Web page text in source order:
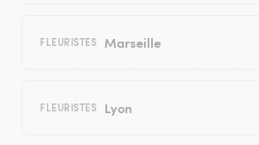
FLEURISTES Marseille
FLEURISTES Lyon